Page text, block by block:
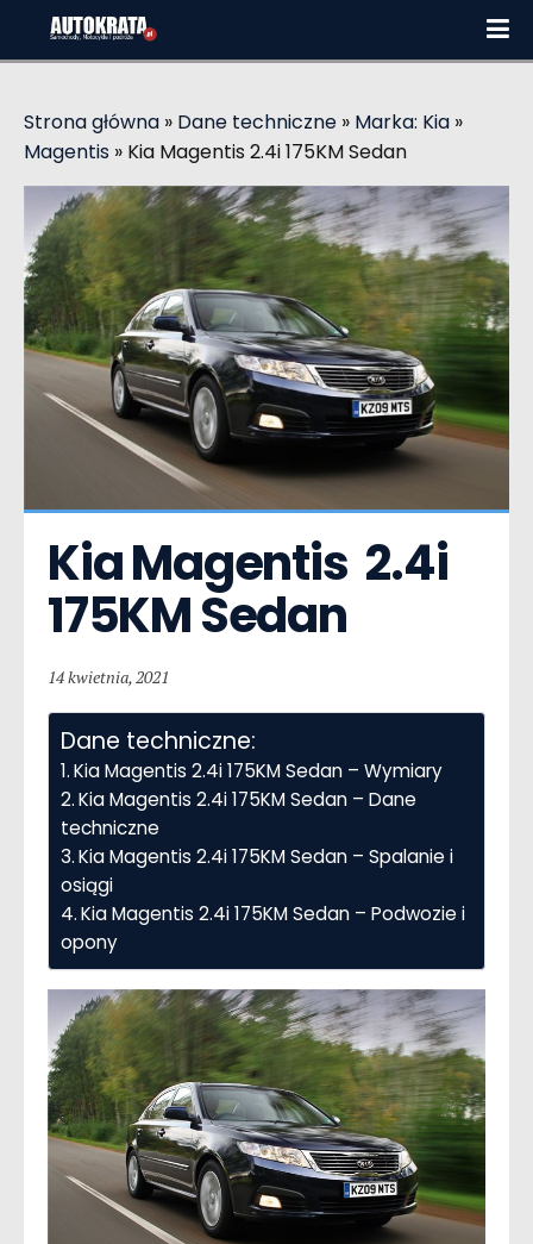
Strona główna » Dane techniczne » Marka: Kia »
Magentis » Kia Magentis 2.4i 175KM Sedan
Kia Magentis  2.4i
175KM Sedan
14 kwietnia, 2021
Dane techniczne:
Kia Magentis 2.4i 175KM Sedan – Wymiary
Kia Magentis 2.4i 175KM Sedan – Dane
techniczne
Kia Magentis 2.4i 175KM Sedan – Spalanie i
osiągi
Kia Magentis 2.4i 175KM Sedan – Podwozie i
opony